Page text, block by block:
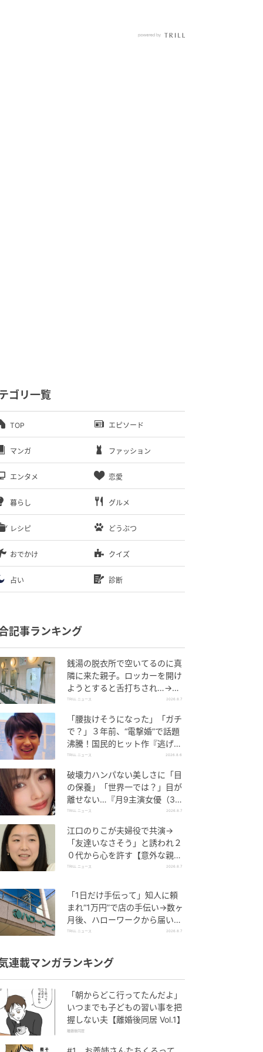
ゴリ一覧
TOP エピソード
マンガ ファッション
エンタメ 恋愛
暮らし グルメ
レシピ どうぶつ
おでかけ クイズ
占い 診断
記事ランキング
銭湯の脱衣所で空いてるのに真
隣に来た親子。ロッカーを開け
ようとすると舌打ちされ…→直
後、娘の放った“純粋な一言”に
TRILL ニュース 2026.8.7
「腰抜けそうになった」「ガチ
で？」３年前、“電撃婚”で話題
沸騰！国民的ヒット作『逃げ
恥』で異彩放った【国宝級イケ
TRILL ニュース 2026.8.6
破壊力ハンパない美しさに「目
の保養」「世界一では？」目が
離せない…『月9主演女優（34
歳）』“極上”美ショットがすご
TRILL ニュース 2026.8.7
江口のりこが夫婦役で共演→
「友達いなさそう」と誘われ２
０代から心を許す【意外な親友
芸人】とは？
TRILL ニュース 2026.8.7
「1日だけ手伝って」知人に頼
まれ“1万円”で店の手伝い→数ヶ
月後、ハローワークから届いた
電話に50代女性が“青ざめたワ
TRILL ニュース 2026.8.7
連載マンガランキング
「朝からどこ行ってたんだよ」
いつまでも子どもの習い事を把
握しない夫【離婚後同居 Vol.1】
離婚後同居